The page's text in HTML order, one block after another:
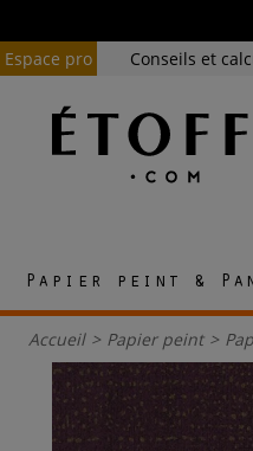
Espace pro
Conseils et
Papier peint &
Accueil > Papier peint >